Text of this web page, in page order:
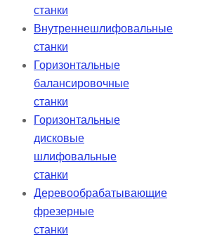
станки
Внутреннешлифовальные
станки
Горизонтальные
балансировочные
станки
Горизонтальные
дисковые
шлифовальные
станки
Деревообрабатывающие
фрезерные
станки